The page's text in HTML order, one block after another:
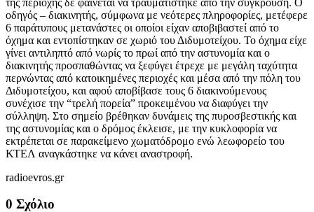
οδηγός – διακινητής, σύμφωνα με νεότερες πληροφορίες, μετέφερε
6 παράτυπους μετανάστες οι οποίοι είχαν αποβιβαστεί από το
όχημα και εντοπίστηκαν σε χωριό του Διδυμοτείχου. Το όχημα είχε
γίνει αντιληπτό από νωρίς το πρωί από την αστυνομία και ο
διακινητής προσπαθώντας να ξεφύγει έτρεχε με μεγάλη ταχύτητα
περνώντας από κατοικημένες περιοχές και μέσα από την πόλη του
Διδυμοτείχου, και αφού αποβίβασε τους 6 διακινούμενους
συνέχισε την “τρελή πορεία” προκειμένου να διαφύγει την
σύλληψη. Στο σημείο βρέθηκαν δυνάμεις της πυροσβεστικής και
της αστυνομίας και ο δρόμος έκλεισε, με την κυκλοφορία να
εκτρέπεται σε παρακείμενο χωματόδρομο ενώ λεωφορείο του
ΚΤΕΛ αναγκάστηκε να κάνει αναστροφή.
radioevros.gr
0 Σχόλιο